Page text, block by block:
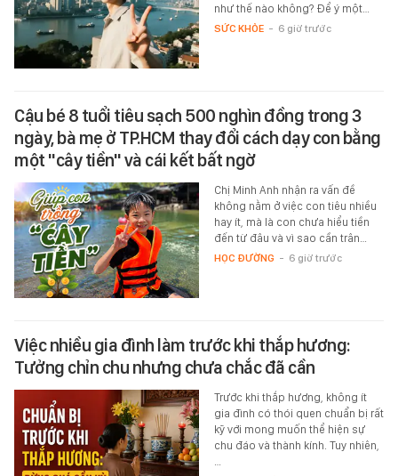
như thế nào không? Để ý một…
SỨC KHỎE - 6 giờ trước
Cậu bé 8 tuổi tiêu sạch 500 nghìn đồng trong 3
ngày, bà mẹ ở TP.HCM thay đổi cách dạy con bằng
một "cây tiền" và cái kết bất ngờ
Chị Minh Anh nhận ra vấn đề
không nằm ở việc con tiêu nhiều
hay ít, mà là con chưa hiểu tiền
đến từ đâu và vì sao cần trân…
HỌC ĐƯỜNG - 6 giờ trước
Việc nhiều gia đình làm trước khi thắp hương:
Tưởng chỉn chu nhưng chưa chắc đã cần
Trước khi thắp hương, không ít
gia đình có thói quen chuẩn bị rất
kỹ với mong muốn thể hiện sự
chu đáo và thành kính. Tuy nhiên,